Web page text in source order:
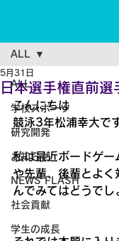
ALL
学校スポーツ
研究開発
お知らせ
NEWS FLASH
社会貢献
学生の成長
ALL
日本選手権直前
5月31日
こんにちは
競泳3年松浦幸大で
私は最近ボードゲー
や先輩、後輩とよ
んでみてはどうでし